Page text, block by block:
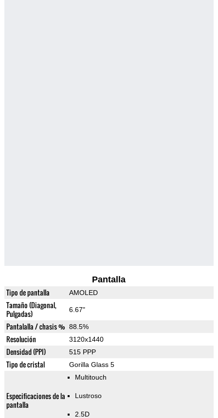
Pantalla
Tipo de pantalla AMOLED
Tamaño (Diagonal,
Pulgadas)
6.67"
Pantalalla / chasis % 88.5%
Resolución 3120x1440
Densidad (PPI) 515 PPP
Tipo de cristal Gorilla Glass 5
Especificaciones de la
pantalla
Multitouch
Lustroso
2.5D